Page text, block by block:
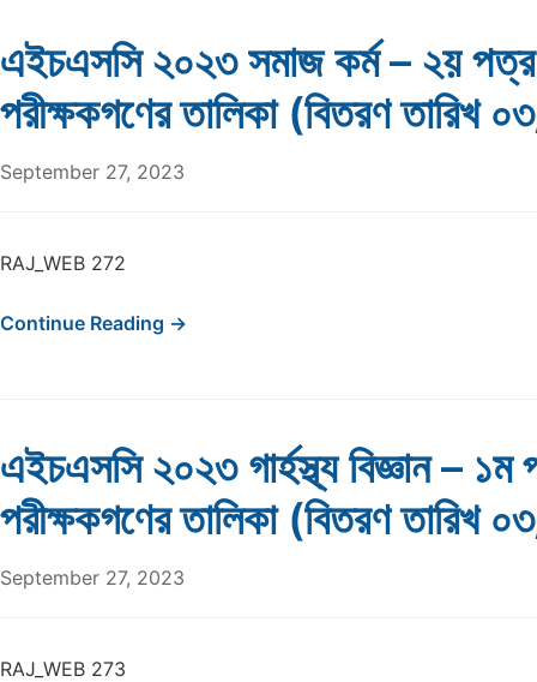
এইচএসসি ২০২৩ সমাজ কর্ম – ২য়
পরীক্ষকগণের তালিকা (বিতরণ তারিখ
September 27, 2023
RAJ_WEB 272
Continue Reading →
এইচএসসি ২০২৩ গার্হস্থ্য বিজ্ঞান –
পরীক্ষকগণের তালিকা (বিতরণ তারিখ
September 27, 2023
RAJ_WEB 273